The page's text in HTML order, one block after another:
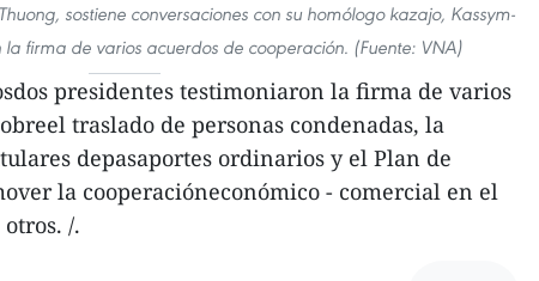
sostiene conversaciones con su homólogo kazajo, Kassym-
la firma de varios acuerdos de cooperación. (Fuente: VNA)
presidentes testimoniaron la firma de varios
traslado de personas condenadas, la
depasaportes ordinarios y el Plan de
la cooperacióneconómico - comercial en el
/.